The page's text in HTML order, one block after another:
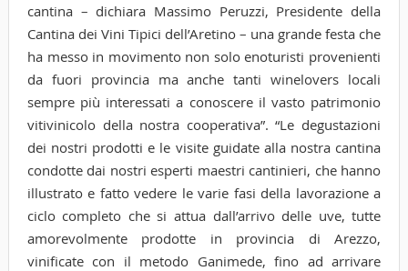
cantina – dichiara Massimo Peruzzi, Presidente della
Cantina dei Vini Tipici dell’Aretino – una grande festa che
ha messo in movimento non solo enoturisti provenienti
da fuori provincia ma anche tanti winelovers locali
sempre più interessati a conoscere il vasto patrimonio
vitivinicolo della nostra cooperativa”. “Le degustazioni
dei nostri prodotti e le visite guidate alla nostra cantina
condotte dai nostri esperti maestri cantinieri, che hanno
illustrato e fatto vedere le varie fasi della lavorazione a
ciclo completo che si attua dall’arrivo delle uve, tutte
amorevolmente prodotte in provincia di Arezzo,
vinificate con il metodo Ganimede, fino ad arrivare